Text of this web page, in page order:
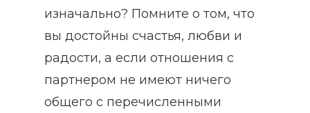
изначально? Помните о том, что
вы достойны счастья, любви и
радости, а если отношения с
партнером не имеют ничего
общего с перечисленными